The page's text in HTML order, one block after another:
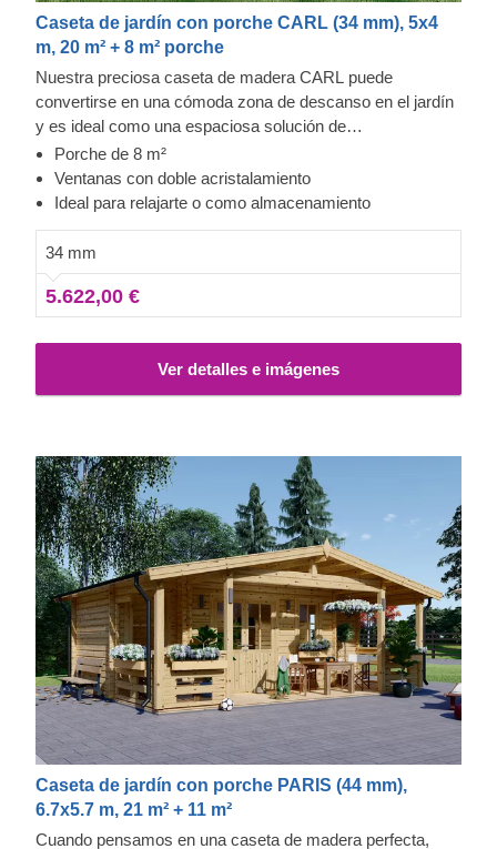
Caseta de jardín con porche CARL (34 mm), 5x4
m, 20 m² + 8 m² porche
Nuestra preciosa caseta de madera CARL puede
convertirse en una cómoda zona de descanso en el jardín
y es ideal como una espaciosa solución de
almacenamiento. Esta encantadora caseta llamará mucho
la atención en su patio trasero y le ofrecerá la máxima
funcionalidad y comodidad. La característica más
ofrecerá el lugar perfecto donde poder relajarse entre las
actividades de jardinería.
Porche de 8 m²
Ventanas con doble acristalamiento
Ideal para relajarte o como almacenamiento
34 mm
5.622,00 €
Ver detalles e imágenes
Caseta de jardín con porche PARIS (44 mm),
6.7x5.7 m, 21 m² + 11 m²
Cuando pensamos en una caseta de madera perfecta,